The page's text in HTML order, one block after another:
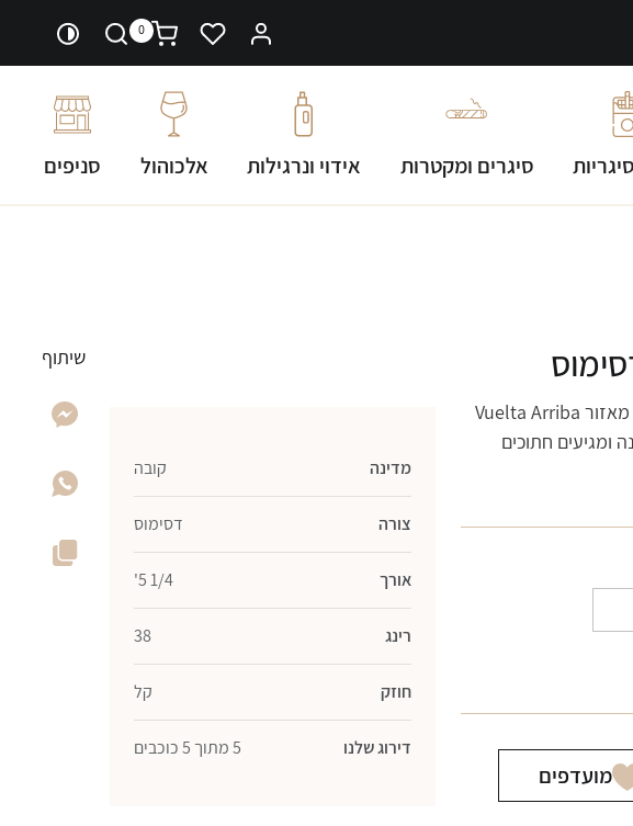
0
סיגרים ומקטרות אידוי ונרגילות אלכוהול סניפים
כל סיגר עשוי מ-100% טבק קובני מאזור Vuelta Arriba
ומגיעים חתוכים
מועדפים
מדינה קובה
צורה דסימוס
אורך 1/4 5'
רינג 38
חוזק קל
דירוג שלנו 5 מתוך 5 כוכבים
שיתוף